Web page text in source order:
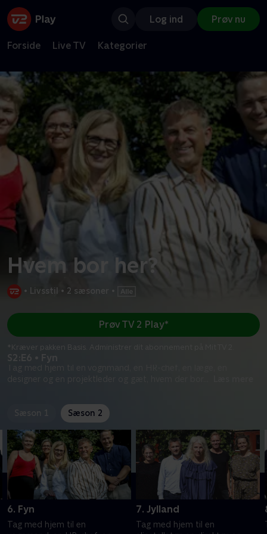
Log ind Prøv nu
Forside Live TV Kategorier
Hvem bor her?
• Livsstil • 2 sæsoner •
S2:E6 • Fyn
Prøv TV 2 Play*
*Kræver pakken Basis. Administrer dit abonnement på Mit TV 2.
Sæson 1 Sæson 2
6. Fyn
Tag med hjem til en
7. Jylland
Tag med hjem til en